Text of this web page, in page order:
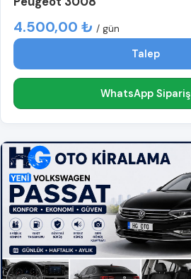
4.500,00 ₺ / gün
Talep
WhatsApp Sipariş